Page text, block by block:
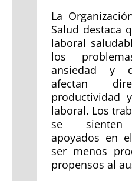
La
Salud destaca
laboral
los
ansiedad y
afectan
productividad
laboral. Los
se sienten
apoyados en
ser menos
propensos al